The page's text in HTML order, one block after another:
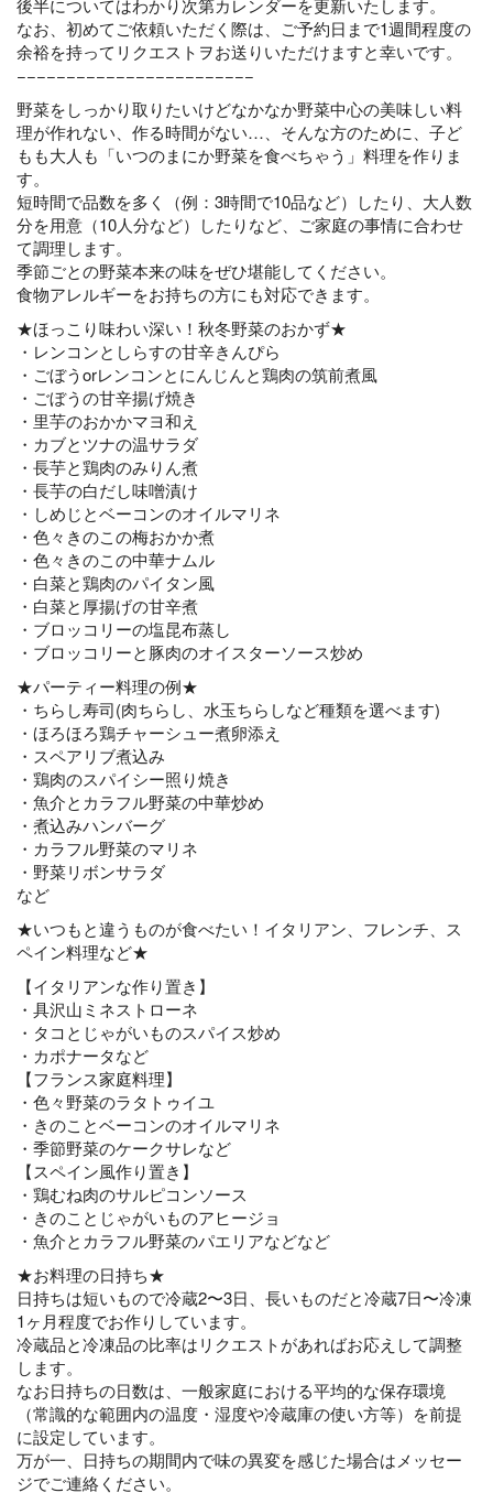
後半についてはわかり次第カレンダーを更新いたします。
なお、初めてご依頼いただく際は、ご予約日まで1週間程度の
余裕を持ってリクエストヲお送りいただけますと幸いです。
−−−−−−−−−−−−−−−−−−−−−−−−
野菜をしっかり取りたいけどなかなか野菜中心の美味しい料
理が作れない、作る時間がない…、そんな方のために、子ど
もも大人も「いつのまにか野菜を食べちゃう」料理を作りま
す。
短時間で品数を多く（例：3時間で10品など）したり、大人数
分を用意（10人分など）したりなど、ご家庭の事情に合わせ
て調理します。
季節ごとの野菜本来の味をぜひ堪能してください。
食物アレルギーをお持ちの方にも対応できます。
★ほっこり味わい深い！秋冬野菜のおかず★
・レンコンとしらすの甘辛きんぴら
・ごぼうorレンコンとにんじんと鶏肉の筑前煮風
・ごぼうの甘辛揚げ焼き
・里芋のおかかマヨ和え
・カブとツナの温サラダ
・長芋と鶏肉のみりん煮
・長芋の白だし味噌漬け
・しめじとベーコンのオイルマリネ
・色々きのこの梅おかか煮
・色々きのこの中華ナムル
・白菜と鶏肉のパイタン風
・白菜と厚揚げの甘辛煮
・ブロッコリーの塩昆布蒸し
・ブロッコリーと豚肉のオイスターソース炒め
★パーティー料理の例★
・ちらし寿司(肉ちらし、水玉ちらしなど種類を選べます)
・ほろほろ鶏チャーシュー煮卵添え
・スペアリブ煮込み
・鶏肉のスパイシー照り焼き
・魚介とカラフル野菜の中華炒め
・煮込みハンバーグ
・カラフル野菜のマリネ
・野菜リボンサラダ
など
★いつもと違うものが食べたい！イタリアン、フレンチ、ス
ペイン料理など★
【イタリアンな作り置き】
・具沢山ミネストローネ
・タコとじゃがいものスパイス炒め
・カポナータなど
【フランス家庭料理】
・色々野菜のラタトゥイユ
・きのことベーコンのオイルマリネ
・季節野菜のケークサレなど
【スペイン風作り置き】
・鶏むね肉のサルピコンソース
・きのことじゃがいものアヒージョ
・魚介とカラフル野菜のパエリアなどなど
★お料理の日持ち★
日持ちは短いもので冷蔵2〜3日、長いものだと冷蔵7日〜冷凍
1ヶ月程度でお作りしています。
冷蔵品と冷凍品の比率はリクエストがあればお応えして調整
します。
なお日持ちの日数は、一般家庭における平均的な保存環境
（常識的な範囲内の温度・湿度や冷蔵庫の使い方等）を前提
に設定しています。
万が一、日持ちの期間内で味の異変を感じた場合はメッセー
ジでご連絡ください。